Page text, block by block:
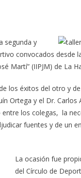
segunda y
convocados desde
Martí” (IIPJM) de La
los éxitos del otro y
Ortega y el Dr.
los colegas, la
fuentes y de un
La ocasión fue
del Círculo de